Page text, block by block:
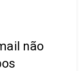
não